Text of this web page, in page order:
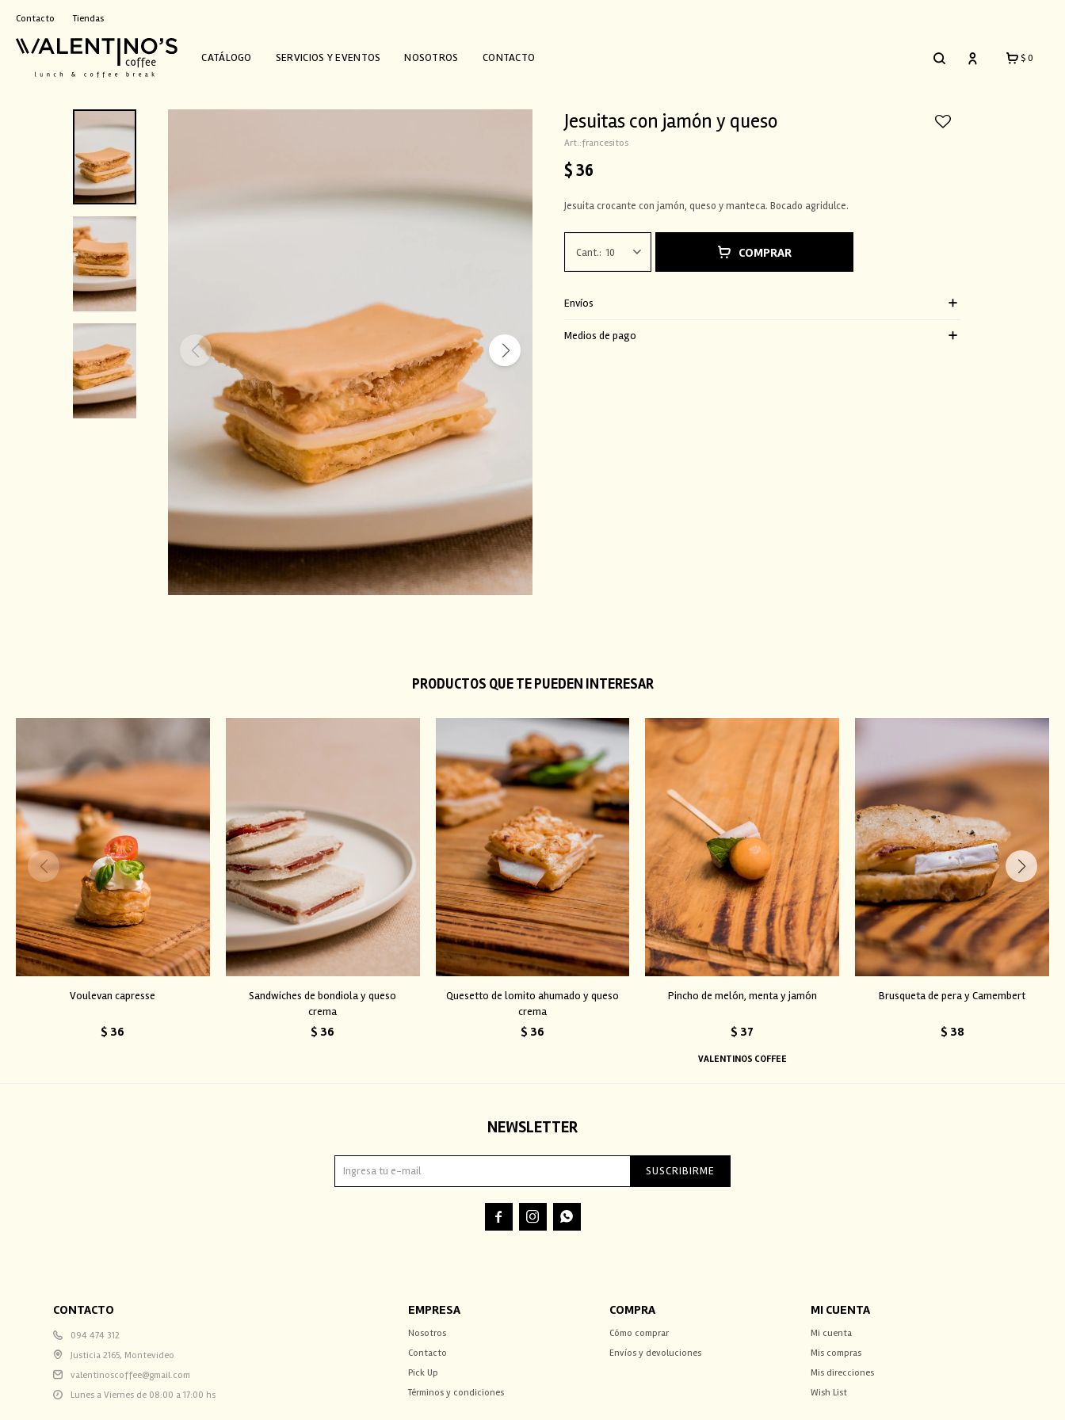
CATÁLOGO SERVICIOS Y EVENTOS NOSOTROS CONTACTO $ 0
Contacto Tiendas
Jesuitas con jamón y queso
francesitos
$36
Jesuita crocante con jamón, queso y manteca. Bocado agridulce.
10 COMPRAR
Envíos
Medios de pago
PRODUCTOS QUE TE PUEDEN INTERESAR
Voulevan capresse
$ 36
Sandwiches de bondiola y queso
crema
$ 36
Quesetto de lomito ahumado y queso
crema
$ 36
Pincho de melón, menta y jamón
$ 37
VALENTINOS COFFEE
Brusqueta de pera y Camembert
$ 38
CONTACTO
094 474 312
Justicia 2165, Montevideo
valentinoscoffee@gmail.com
Lunes a Viernes de 08:00 a 17:00 hs
EMPRESA
Nosotros
Contacto
Pick Up
Términos y condiciones
COMPRA
Cómo comprar
Envíos y devoluciones
MI CUENTA
Mi cuenta
Mis compras
Mis direcciones
Wish List
NEWSLETTER
SUSCRIBIRME
  